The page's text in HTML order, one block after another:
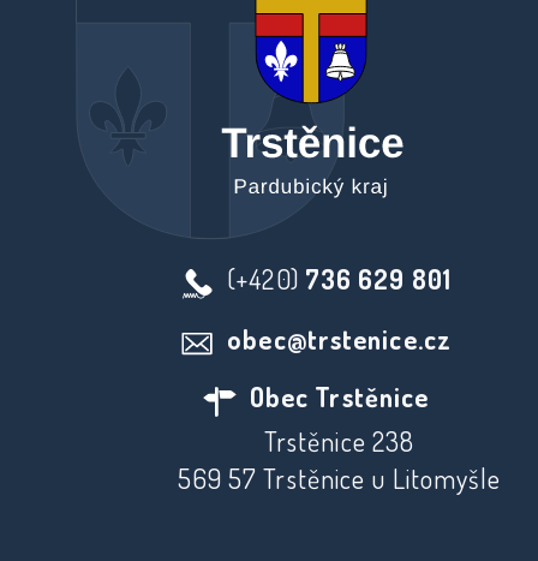
(+420) 736 629 801
obec@trstenice.cz
Obec Trstěnice
Trstěnice 238
569 57 Trstěnice u Litomyšle